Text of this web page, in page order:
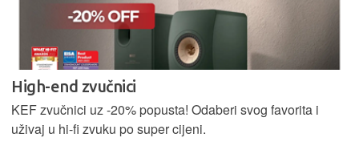
High-end zvučnici
KEF zvučnici uz -20% popusta! Odaberi svog favorita i
uživaj u hi-fi zvuku po super cijeni.